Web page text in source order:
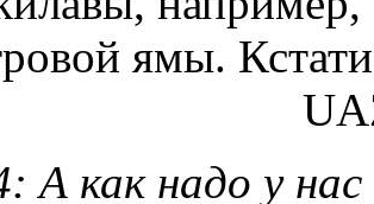
ямы.
А как надо у нас